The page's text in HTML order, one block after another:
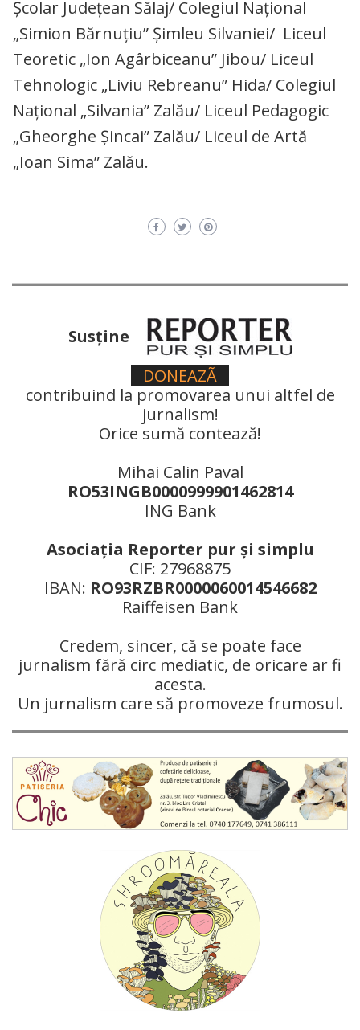
Școlar Județean Sălaj/ Colegiul Național
„Simion Bărnuțiu” Șimleu Silvaniei/ Liceul
Teoretic „Ion Agârbiceanu” Jibou/ Liceul
Tehnologic „Liviu Rebreanu” Hida/ Colegiul
Național „Silvania” Zalău/ Liceul Pedagogic
„Gheorghe Șincai” Zalău/ Liceul de Artă
„Ioan Sima” Zalău.
Susţine
DONEAZÃ
contribuind la promovarea unui altfel de
jurnalism!
Orice sumă contează!
Mihai Calin Paval
RO53INGB0000999901462814
ING Bank
Asociaţia Reporter pur şi simplu
CIF: 27968875
IBAN: RO93RZBR0000060014546682
Raiffeisen Bank
Credem, sincer, că se poate face
jurnalism fără circ mediatic, de oricare ar fi
acesta.
Un jurnalism care să promoveze frumosul.